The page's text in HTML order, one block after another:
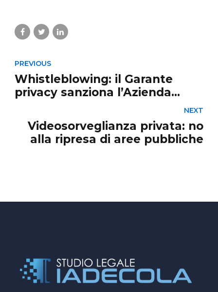
PREVIOUS
Whistleblowing: il Garante
privacy sanziona l’Azienda
ospedaliera di Perugia e Isweb
S.p.a., la società informatica
che gestiva il servizio.
NEXT
Videosorveglianza privata: no
alla ripresa di aree pubbliche